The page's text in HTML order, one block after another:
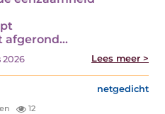
afgerond…
2026 Lees meer >
netgedicht
12